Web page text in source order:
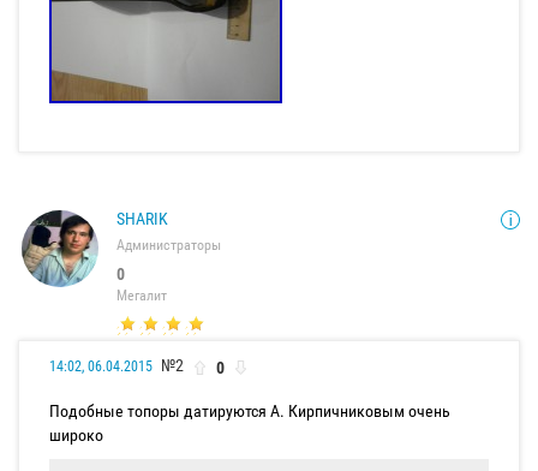
SHARIK
Администраторы
0
Мегалит
14:02, 06.04.2015 №2 0
Подобные топоры датируются А. Кирпичниковым очень
широко